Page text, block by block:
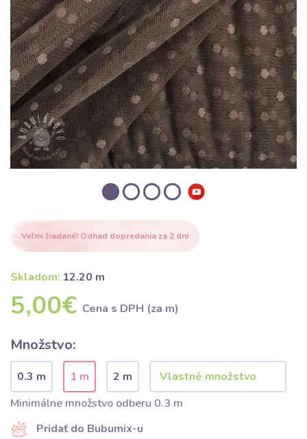
Veľmi žiadané! Odhad dopredania za 2 dni
Skladom: 12.20 m
5,00€ Cena s DPH (za m)
Množstvo:
0.3 m 1 m
2 m
Minimálne množstvo odberu 0.3 m
Pridať do Bubumix-u